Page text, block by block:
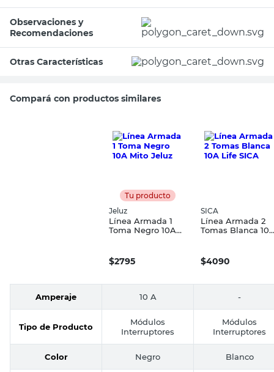
Observaciones y
Recomendaciones
Otras Características
Compará con productos similares
Tu producto
Jeluz
Línea Armada 1
Toma Negro 10A
$2795
SICA
Línea Armada 2
Tomas Blanca
$4090
Amperaje 10 A -
Tipo de Producto
Módulos
Interruptores
Módulos
Interruptores
Color Negro Blanco